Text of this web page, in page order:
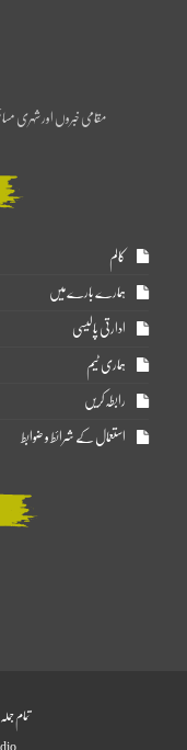
مقامی خبروں اور شہری
کالم
ہمارے بارے میں
ادارتی پالیسی
ہماری ٹیم
رابطہ کریں
استعمال کے شرائط و ضوابط
تمام